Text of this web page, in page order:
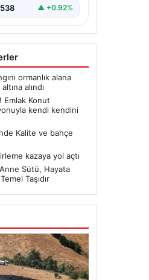
▲ +0.92%
ormanlık alana
alındı
Emlak Konut
kendi kendini
Kalite ve bahçe
kazaya yol açtı
Sütü, Hayata
Taşıdır